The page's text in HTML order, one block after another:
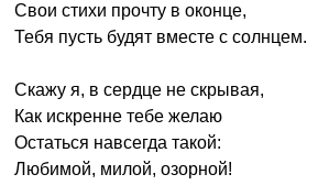
Свои стихи прочту в оконце,
Тебя пусть будят вместе с солнцем.
Скажу я, в сердце не скрывая,
Как искренне тебе желаю
Остаться навсегда такой:
Любимой, милой, озорной!